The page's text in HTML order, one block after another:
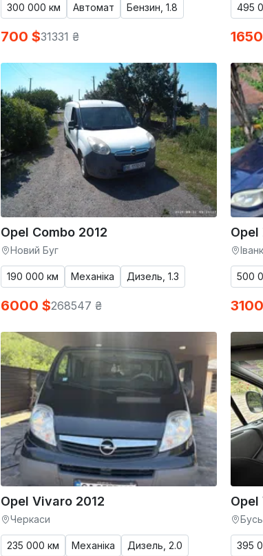
300 000 км Автомат Бензин, 1.8
700 $31331 ₴
495
Opel Combo 2012
Новий Буг
190 000 км Механіка Дизель, 1.3
6000 $268547 ₴
500
Opel Vivaro 2012
Черкаси
235 000 км Механіка Дизель, 2.0 395